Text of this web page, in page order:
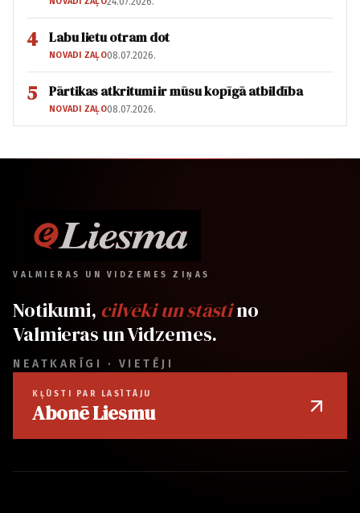
4 Labu lietu otram dot
NOVADI ZAĻO08.07.2026.
5 Pārtikas atkritumi ir mūsu kopīgā atbildība
NOVADI ZAĻO08.07.2026.
VALMIERAS UN VIDZEMES ZIŅAS
Notikumi, cilvēki un stāstino
Valmieras un Vidzemes.
NEATKARĪGI · VIETĒJI
KĻŪSTI PAR LASĪTĀJU
Abonē Liesmu